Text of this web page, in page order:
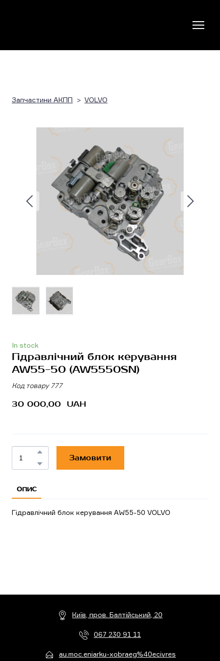
Запчастини АКПП VOLVO
In stock
Гідравлічний блок керування
AW55-50 (AW5550SN)
Код товару 777
30 000,00  UAH
Замовити
ОПИС
Гідравлічний блок керування AW55-50 VOLVO
Київ, пров. Балтійський, 20
067 230 91 11
au.moc.eniarku-xobraeg%40ecivres